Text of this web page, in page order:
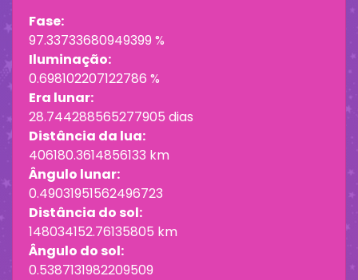
Fase:
97.33733680949399 %
Iluminação:
0.698102207122786 %
Era lunar:
28.744288565277905 dias
Distância da lua:
406180.3614856133 km
Ângulo lunar:
0.49031951562496723
Distância do sol:
148034152.76135805 km
Ângulo do sol:
0.5387131982209509